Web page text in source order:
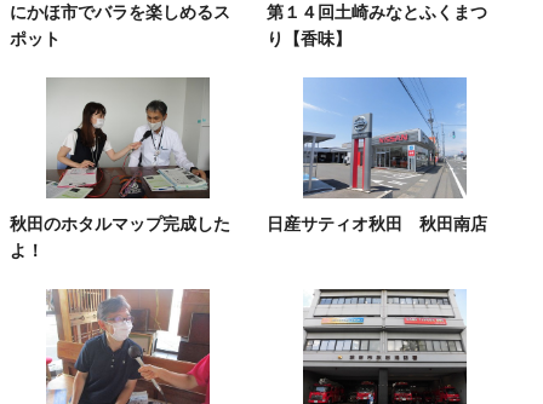
にかほ市でバラを楽しめるス
ポット
第１４回土崎みなとふくまつ
り【香味】
秋田のホタルマップ完成した
よ！
日産サティオ秋田 秋田南店